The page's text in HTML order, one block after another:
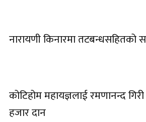
नारायणी किनारमा तटबन्धसहितको
कोटिहोम महायज्ञलाई रमणानन्द गिरी
हजार दान